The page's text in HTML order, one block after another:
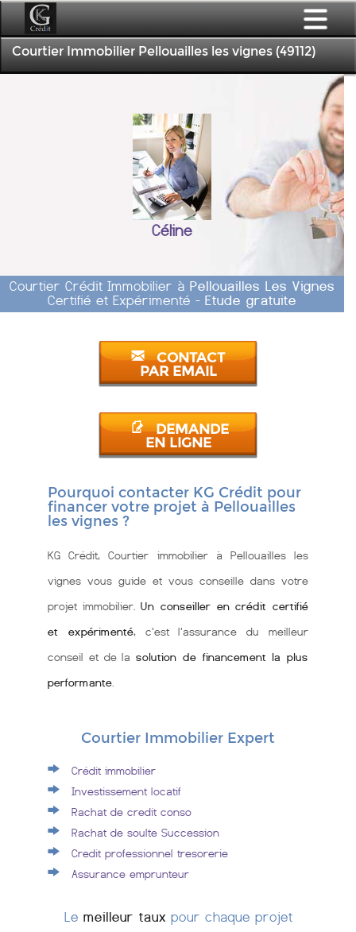
Courtier Immobilier Pellouailles les vignes (49112)
Céline
Courtier Crédit Immobilier à Pellouailles Les Vignes
Certifié et Expérimenté - Etude gratuite
CONTACT
PAR EMAIL
DEMANDE
EN LIGNE
Pourquoi contacter KG Crédit pour
financer votre projet à Pellouailles
les vignes ?
KG Crédit, Courtier immobilier à Pellouailles les
vignes vous guide et vous conseille dans votre
projet immobilier.Un conseiller en crédit certifié
et expérimenté, c'est l'assurance du meilleur
conseil et de la solution de financement la plus
performante
Courtier Immobilier Expert
Crédit immobilier
Investissement locatif
Rachat de credit conso
Rachat de soulte Succession
Credit professionnel tresorerie
Assurance emprunteur
Le meilleur taux pour chaque projet